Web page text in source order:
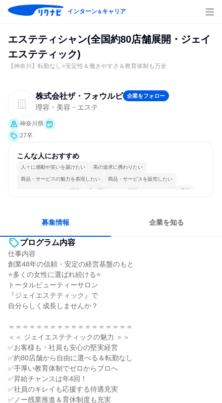
インターン＆キャリア
エステティシャン(全国約80店舗展開・ジェイ
エステティック)
【神奈川】転勤なし⭐安定性＆働きやすさ＆教育体制も万全
株式会社ザ・フォウルビ 企業をフォロー
理容・美容・エステ
神奈川県
27卒
こんな人におすすめ
人々に感動や笑いを届けたい 美の追求に携わりたい
商品・サービスの魅力を表現したい 商品・サービスを販売したい
コミュニケーションが活発 常に新しいものに挑戦 チームワークを重視
募集情報 企業を知る
プログラム内容
仕事内容
創業48年の信頼・安定の経営基盤のもと
⭐多くの女性に選ばれ続ける⭐
トータルビューティーサロン
『ジェイエステティック』で
自分らしく成長しませんか？
＝＝＝＝＝＝＝＝＝＝＝＝＝＝＝＝＝＝
＜＜ ジェイエステティックの魅力 ＞＞
✅お客様も・社員も安心の堅実経営
✅約80店舗から自由に選べる＆転勤なし
✅手厚い教育体制でゼロからプロへ
✅昇給チャンスは年4回！
✅社員のキレイも応援する待遇充実
✅ノー残業推進＆育休制度も充実